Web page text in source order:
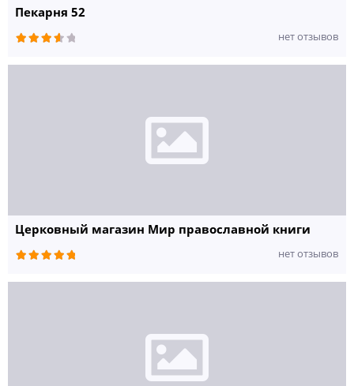
Пекарня 52
нет отзывов
Церковный магазин Мир православной книги
нет отзывов